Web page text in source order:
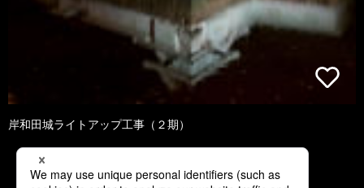
岸和田城ライトアップ工事（２期）